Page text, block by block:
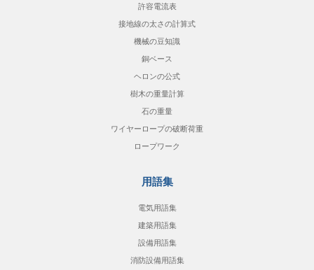
許容電流表
接地線の太さの計算式
機械の豆知識
銅ベース
ヘロンの公式
樹木の重量計算
石の重量
ワイヤーロープの破断荷重
ロープワーク
用語集
電気用語集
建築用語集
設備用語集
消防設備用語集